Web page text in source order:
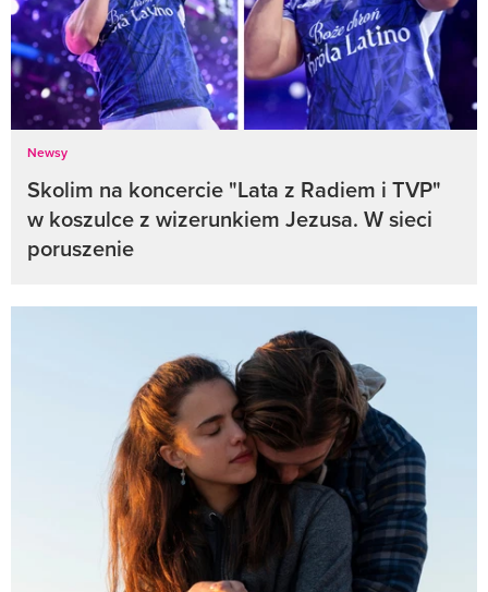
Newsy
Skolim na koncercie "Lata z Radiem i TVP"
w koszulce z wizerunkiem Jezusa. W sieci
poruszenie